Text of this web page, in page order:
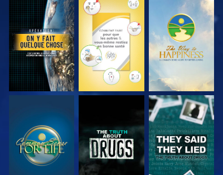
REGARDER REGARDER REGARDER
REGARDER REGARDER REGARDER